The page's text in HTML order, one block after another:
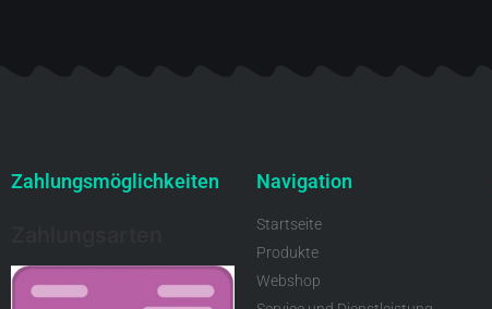
Zahlungsmöglichkeiten Navigation
Startseite
Produkte
Webshop